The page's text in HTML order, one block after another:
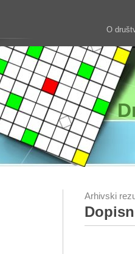
O
Arhivski